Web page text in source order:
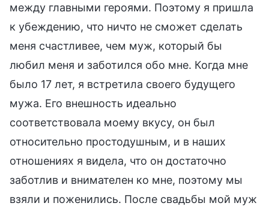
между главными героями. Поэтому я пришла
к убеждению, что ничто не сможет сделать
меня счастливее, чем муж, который бы
любил меня и заботился обо мне. Когда мне
было 17 лет, я встретила своего будущего
мужа. Его внешность идеально
соответствовала моему вкусу, он был
относительно простодушным, и в наших
отношениях я видела, что он достаточно
заботлив и внимателен ко мне, поэтому мы
взяли и поженились. После свадьбы мой муж